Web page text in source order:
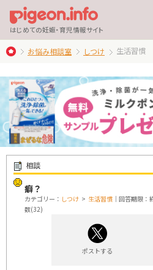
はじめての妊娠・育児情報サイト
お悩み相談室 しつけ 生活習慣
相談
癖？
カテゴリー： しつけ > 生活習慣 ｜回答期限
数(32)
ポストする